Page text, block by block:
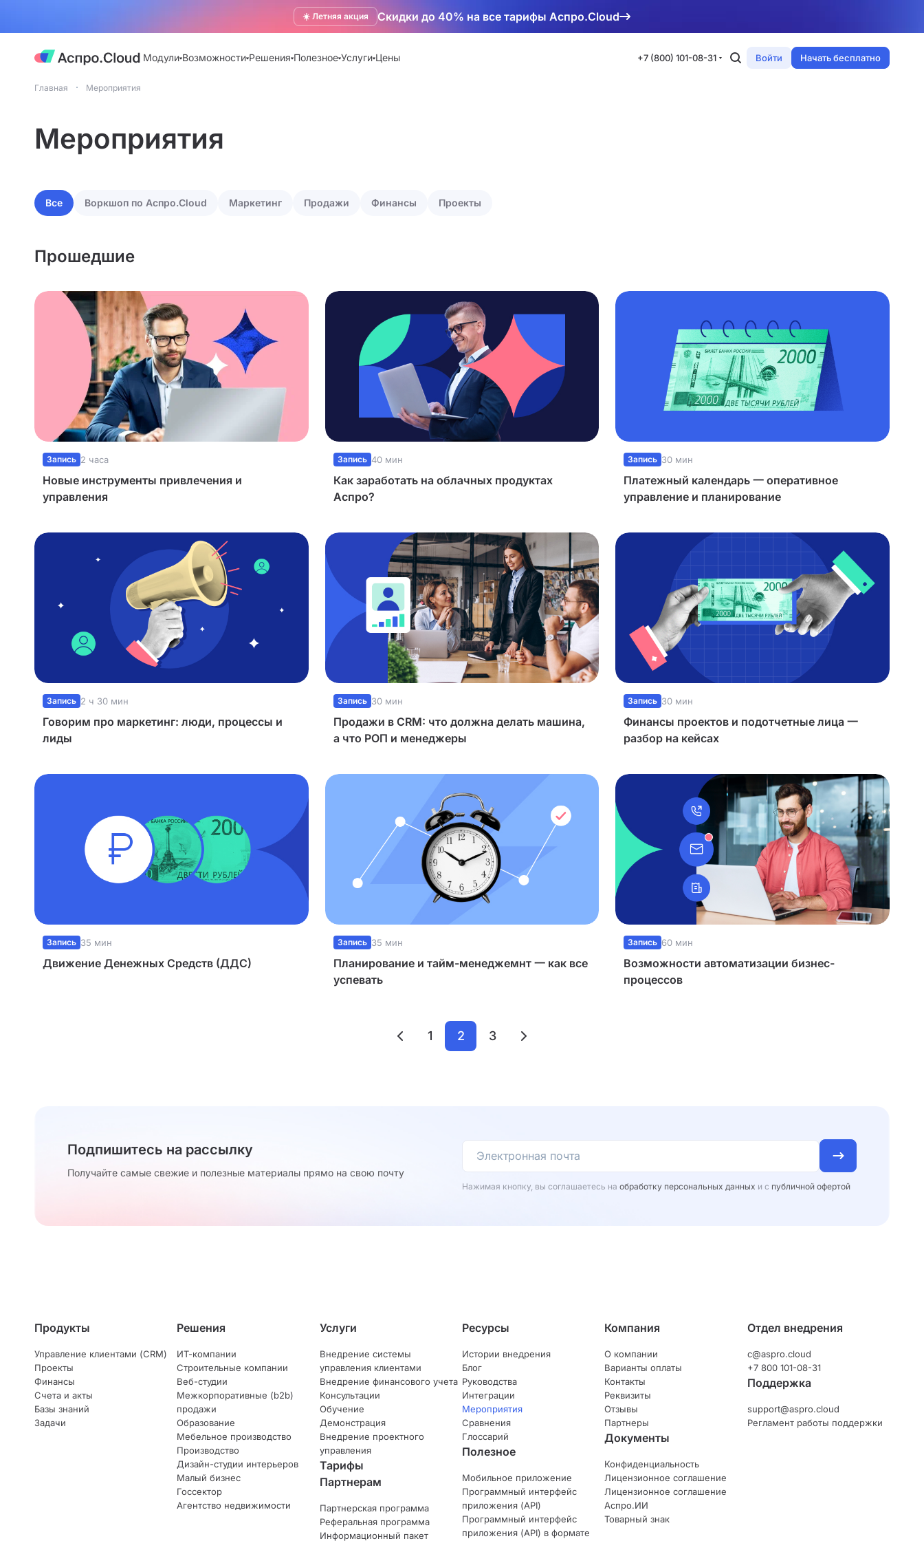
☀️ Летняя акция Скидки до 40% на все тарифы Аспро.Cloud
Модули Возможности Решения Полезное Услуги Цены +7 (800) 101-08-31 Войти Начать бесплатно
Главная Мероприятия
Мероприятия
Все Воркшоп по Аспро.Cloud Маркетинг Продажи Финансы Проекты
Прошедшие
Запись 2 часа
Новые инструменты привлечения и
управления
Запись 40 мин
Как заработать на облачных продуктах
Аспро?
Запись 30 мин
Платежный календарь 一 оперативное
управление и планирование
Запись 2 ч 30 мин
Говорим про маркетинг: люди, процессы и
лиды
Запись 30 мин
Продажи в CRM: что должна делать машина,
а что РОП и менеджеры
Запись 30 мин
Финансы проектов и подотчетные лица 一
разбор на кейсах
Запись 35 мин
Движение Денежных Средств (ДДС)
Запись 35 мин
Планирование и тайм-менеджемнт 一 как все
успевать
Запись 60 мин
Возможности автоматизации бизнес-
процессов
1 2 3
Подпишитесь на рассылку
Получайте самые свежие и полезные материалы прямо на свою почту
Нажимая кнопку, вы соглашаетесь на обработку персональных данных и с публичной офертой
Продукты
Управление клиентами (CRM)
Проекты
Финансы
Счета и акты
Базы знаний
Задачи
Решения
ИТ-компании
Строительные компании
Веб-студии
Межкорпоративные (b2b)
продажи
Образование
Мебельное производство
Производство
Дизайн-студии интерьеров
Малый бизнес
Госсектор
Агентство недвижимости
Услуги
Внедрение системы
управления клиентами
Внедрение финансового учета
Консультации
Обучение
Демонстрация
Внедрение проектного
управления
Тарифы
Партнерам
Партнерская программа
Реферальная программа
Информационный пакет
Ресурсы
Истории внедрения
Блог
Руководства
Интеграции
Мероприятия
Сравнения
Глоссарий
Полезное
Мобильное приложение
Программный интерфейс
приложения (API)
Программный интерфейс
приложения (API) в формате
Компания
О компании
Варианты оплаты
Контакты
Реквизиты
Отзывы
Партнеры
Документы
Конфиденциальность
Лицензионное соглашение
Лицензионное соглашение
Аспро.ИИ
Товарный знак
Отдел внедрения
c@aspro.cloud
+7 800 101-08-31
Поддержка
support@aspro.cloud
Регламент работы поддержки